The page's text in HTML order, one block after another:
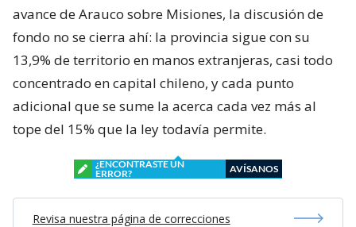
avance de Arauco sobre Misiones, la discusión de
fondo no se cierra ahí: la provincia sigue con su
13,9% de territorio en manos extranjeras, casi todo
concentrado en capital chileno, y cada punto
adicional que se sume la acerca cada vez más al
tope del 15% que la ley todavía permite.
¿ENCONTRASTE UN
ERROR?
AVÍSANOS
Revisa nuestra página de correcciones